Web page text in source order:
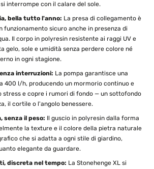
interrompe con il calare del sole.
bella tutto l'anno: La presa di collegamento è
funzionamento sicuro anche in presenza di
Il corpo in polyresin resistente ai raggi UV e
gelo, sole e umidità senza perdere colore né
in ogni stagione.
interruzioni: La pompa garantisce una
400 l/h, producendo un mormorio continuo e
stress e copre i rumori di fondo — un sottofondo
il cortile o l'angolo benessere.
senza il peso: Il guscio in polyresin dalla forma
la texture e il colore della pietra naturale
che si adatta a ogni stile di giardino,
elegante da guardare.
discreta nel tempo: La Stonehenge XL si